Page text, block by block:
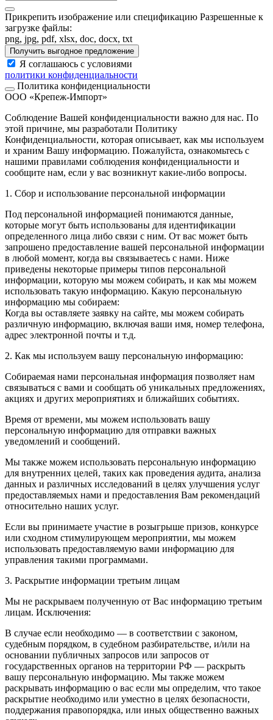
Прикрепить изображение или спецификацию Разрешенные к
загрузке файлы:
png, jpg, pdf, xlsx, doc, docx, txt
Получить выгодное предложение
Я соглашаюсь с условиями
политики конфиденциальности
Политика конфиденциальности
ООО «Крепеж-Импорт»
Соблюдение Вашей конфиденциальности важно для нас. По
этой причине, мы разработали Политику
Конфиденциальности, которая описывает, как мы используем
и храним Вашу информацию. Пожалуйста, ознакомьтесь с
нашими правилами соблюдения конфиденциальности и
сообщите нам, если у вас возникнут какие-либо вопросы.
1. Сбор и использование персональной информации
Под персональной информацией понимаются данные,
которые могут быть использованы для идентификации
определенного лица либо связи с ним. От вас может быть
запрошено предоставление вашей персональной информации
в любой момент, когда вы связываетесь с нами. Ниже
приведены некоторые примеры типов персональной
информации, которую мы можем собирать, и как мы можем
использовать такую информацию. Какую персональную
информацию мы собираем:
Когда вы оставляете заявку на сайте, мы можем собирать
различную информацию, включая ваши имя, номер телефона,
адрес электронной почты и т.д.
2. Как мы используем вашу персональную информацию:
Собираемая нами персональная информация позволяет нам
связываться с вами и сообщать об уникальных предложениях,
акциях и других мероприятиях и ближайших событиях.
Время от времени, мы можем использовать вашу
персональную информацию для отправки важных
уведомлений и сообщений.
Мы также можем использовать персональную информацию
для внутренних целей, таких как проведения аудита, анализа
данных и различных исследований в целях улучшения услуг
предоставляемых нами и предоставления Вам рекомендаций
относительно наших услуг.
Если вы принимаете участие в розыгрыше призов, конкурсе
или сходном стимулирующем мероприятии, мы можем
использовать предоставляемую вами информацию для
управления такими программами.
3. Раскрытие информации третьим лицам
Мы не раскрываем полученную от Вас информацию третьим
лицам. Исключения:
В случае если необходимо — в соответствии с законом,
судебным порядком, в судебном разбирательстве, и/или на
основании публичных запросов или запросов от
государственных органов на территории РФ — раскрыть
вашу персональную информацию. Мы также можем
раскрывать информацию о вас если мы определим, что такое
раскрытие необходимо или уместно в целях безопасности,
поддержания правопорядка, или иных общественно важных